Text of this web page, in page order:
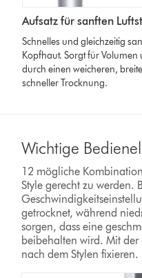
Aufsatz für sanften
Schnelles und gleichzeitig
Kopfhaut. Sorgt für
durch einen weicheren,
schneller Trocknung.
Wichtige
12 mögliche
Style gerecht zu werden.
getrocknet, während
sorgen, dass eine
beibehalten wird. Mit der
nach dem Stylen fixieren.